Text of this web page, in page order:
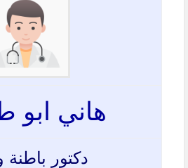
هاني ابو
دكتور باطنة